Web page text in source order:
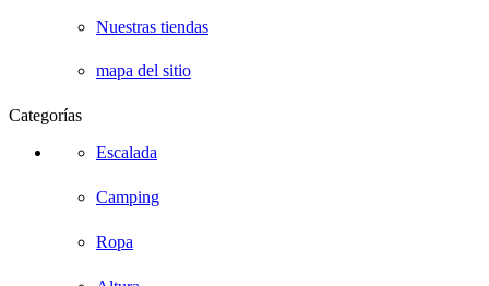
Nuestras tiendas
mapa del sitio
Categorías
Escalada
Camping
Ropa